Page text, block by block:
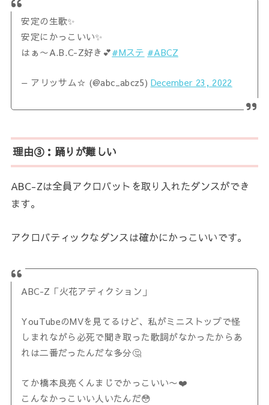
安定の生歌✨
安定にかっこいい✨
はぁ〜A.B.C-Z好き💕#Mステ #ABCZ
— アリッサム☆ (@abc_abcz5) December 23, 2022
理由③：踊りが難しい
ABC-Zは全員アクロバットを取り入れたダンスができ
ます。
アクロバティックなダンスは確かにかっこいいです。
ABC-Z「火花アディクション」
YouTubeのMVを見てるけど、私がミニストップで怪
しまれながら必死で聞き取った歌詞がなかったからあ
れは二番だったんだな多分🤔
てか橋本良亮くんまじでかっこいい〜❤️
こんなかっこいい人いたんだ😳